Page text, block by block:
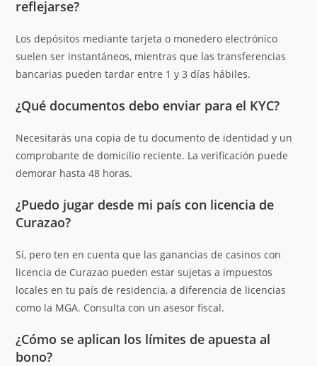
reflejarse?
Los depósitos mediante tarjeta o monedero electrónico
suelen ser instantáneos, mientras que las transferencias
bancarias pueden tardar entre 1 y 3 días hábiles.
¿Qué documentos debo enviar para el KYC?
Necesitarás una copia de tu documento de identidad y un
comprobante de domicilio reciente. La verificación puede
demorar hasta 48 horas.
¿Puedo jugar desde mi país con licencia de
Curazao?
Sí, pero ten en cuenta que las ganancias de casinos con
licencia de Curazao pueden estar sujetas a impuestos
locales en tu país de residencia, a diferencia de licencias
como la MGA. Consulta con un asesor fiscal.
¿Cómo se aplican los límites de apuesta al
bono?